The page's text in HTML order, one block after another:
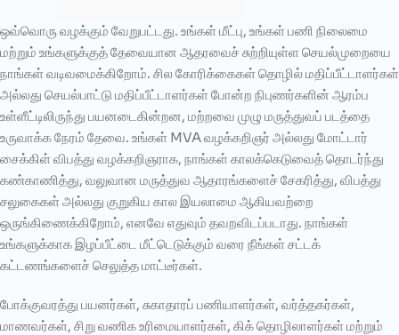
ஒவ்வொரு வழக்கும் வேறுபட்டது. உங்கள் மீட்பு, உங்கள் பணி நிலைமை
மற்றும் உங்களுக்குத் தேவையான ஆதரவைச் சுற்றியுள்ள செயல்முறையை
நாங்கள் வடிவமைக்கிறோம். சில கோரிக்கைகள் தொழில் மதிப்பீட்டாளர்கள்
அல்லது செயல்பாட்டு மதிப்பீட்டாளர்கள் போன்ற நிபுணர்களின் ஆரம்ப
உள்ளீட்டிலிருந்து பயனடைகின்றன, மற்றவை முழு மருத்துவப் படத்தை
உருவாக்க நேரம் தேவை. உங்கள் MVA வழக்கறிஞர் அல்லது மோட்டார்
சைக்கிள் விபத்து வழக்கறிஞராக, நாங்கள் காலக்கெடுவைத் தொடர்ந்து
கண்காணித்து, வலுவான மருத்துவ ஆதாரங்களைச் சேகரித்து, விபத்து
சலுகைகள் அல்லது குறுகிய கால இயலாமை ஆகியவற்றை
ஒருங்கிணைக்கிறோம், எனவே எதுவும் தவறவிடப்படாது. நாங்கள்
உங்களுக்காக இழப்பீட்டை மீட்டெடுக்கும் வரை நீங்கள் சட்டக்
கட்டணங்களைச் செலுத்த மாட்டீர்கள்.
போக்குவரத்து பயனர்கள், சுகாதாரப் பணியாளர்கள், வர்த்தகர்கள்,
மாணவர்கள், சிறு வணிக உரிமையாளர்கள், கிக் தொழிலாளர்கள் மற்றும்